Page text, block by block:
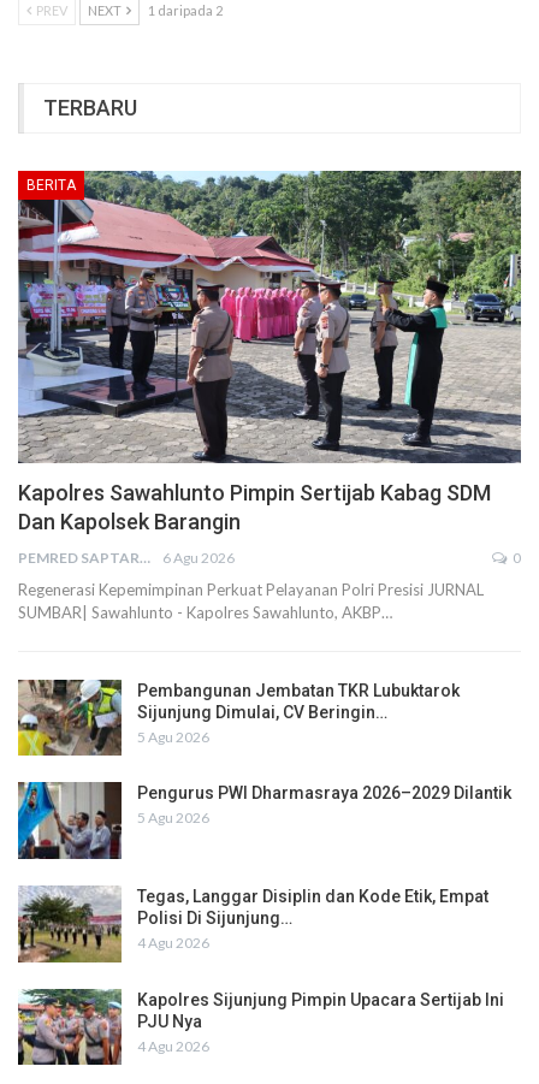
PREV NEXT 1 daripada 2
TERBARU
BERITA
Kapolres Sawahlunto Pimpin Sertijab Kabag SDM
Dan Kapolsek Barangin
PEMRED SAPTARIUS 6 Agu 2026 0
Regenerasi Kepemimpinan Perkuat Pelayanan Polri Presisi JURNAL
SUMBAR| Sawahlunto - Kapolres Sawahlunto, AKBP…
Pembangunan Jembatan TKR Lubuktarok
Sijunjung Dimulai, CV Beringin…
5 Agu 2026
Pengurus PWI Dharmasraya 2026–2029 Dilantik
5 Agu 2026
Tegas, Langgar Disiplin dan Kode Etik, Empat
Polisi Di Sijunjung…
4 Agu 2026
Kapolres Sijunjung Pimpin Upacara Sertijab Ini
PJU Nya
4 Agu 2026